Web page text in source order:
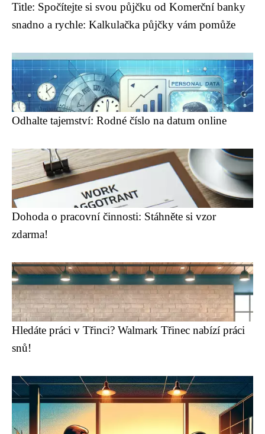
Title: Spočítejte si svou půjčku od Komerční banky
snadno a rychle: Kalkulačka půjčky vám pomůže
Odhalte tajemství: Rodné číslo na datum online
Dohoda o pracovní činnosti: Stáhněte si vzor
zdarma!
Hledáte práci v Třinci? Walmark Třinec nabízí práci
snů!